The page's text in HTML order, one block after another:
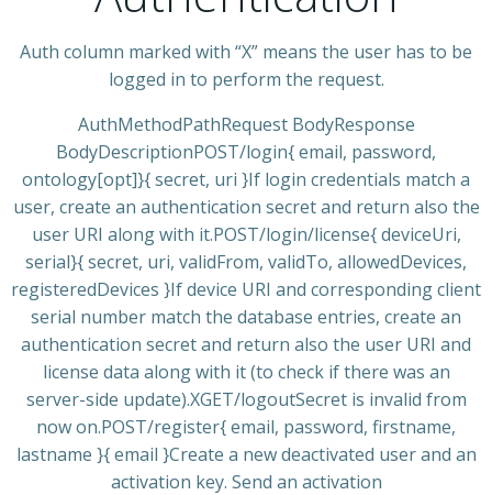
Auth column marked with “X” means the user has to be
logged in to perform the request.
AuthMethodPathRequest BodyResponse
BodyDescriptionPOST/login{ email, password,
ontology[opt]}{ secret, uri }If login credentials match a
user, create an authentication secret and return also the
user URI along with it.POST/login/license{ deviceUri,
serial}{ secret, uri, validFrom, validTo, allowedDevices,
registeredDevices }If device URI and corresponding client
serial number match the database entries, create an
authentication secret and return also the user URI and
license data along with it (to check if there was an
server-side update).XGET/logoutSecret is invalid from
now on.POST/register{ email, password, firstname,
lastname }{ email }Create a new deactivated user and an
activation key. Send an activation